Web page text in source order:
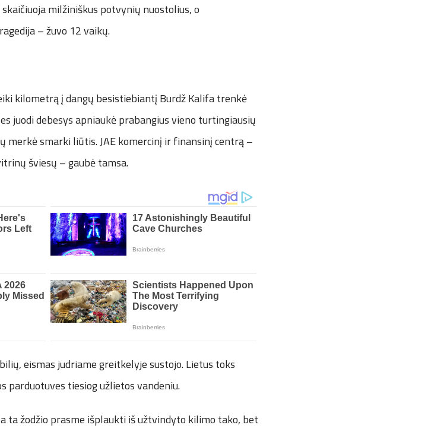
milžiniškus potvynių nuostolius, o
– žuvo 12 vaikų.
kilometrą į dangų besistiebiantį Burdž Kalifa trenkė
juodi debesys apniaukė prabangius vieno turtingiausių
merkė smarki liūtis. JAE komercinį ir finansinį centrą –
šviesų – gaubė tamsa.
eismas judriame greitkelyje sustojo. Lietus toks
parduotuves tiesiog užlietos vandeniu.
ta žodžio prasme išplaukti iš užtvindyto kilimo tako, bet